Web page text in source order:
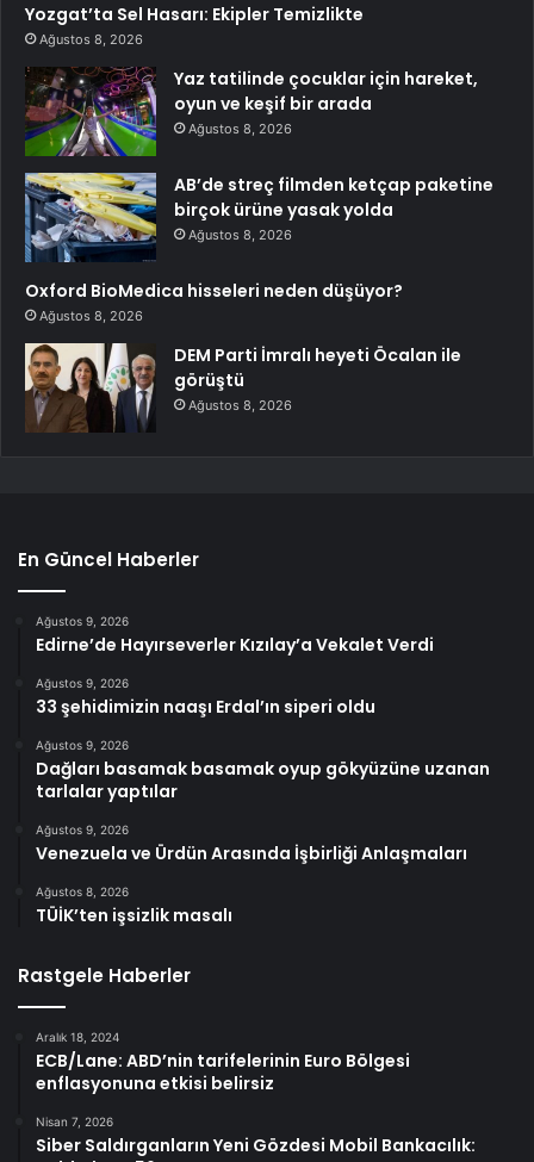
Yozgat’ta Sel Hasarı: Ekipler Temizlikte
Ağustos 8, 2026
Yaz tatilinde çocuklar için hareket,
oyun ve keşif bir arada
Ağustos 8, 2026
AB’de streç filmden ketçap paketine
birçok ürüne yasak yolda
Ağustos 8, 2026
Oxford BioMedica hisseleri neden düşüyor?
Ağustos 8, 2026
DEM Parti İmralı heyeti Öcalan ile
görüştü
Ağustos 8, 2026
En Güncel Haberler
Ağustos 9, 2026
Edirne’de Hayırseverler Kızılay’a Vekalet Verdi
Ağustos 9, 2026
33 şehidimizin naaşı Erdal’ın siperi oldu
Ağustos 9, 2026
Dağları basamak basamak oyup gökyüzüne uzanan
tarlalar yaptılar
Ağustos 9, 2026
Venezuela ve Ürdün Arasında İşbirliği Anlaşmaları
Ağustos 8, 2026
TÜİK’ten işsizlik masalı
Rastgele Haberler
Aralık 18, 2024
ECB/Lane: ABD’nin tarifelerinin Euro Bölgesi
enflasyonuna etkisi belirsiz
Nisan 7, 2026
Siber Saldırganların Yeni Gözdesi Mobil Bankacılık: